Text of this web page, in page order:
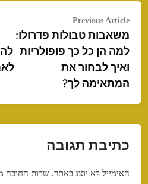
ניווט
Previous Article
Previous
article:
משאבות טבולות פדרולו:
למה הן כל כך פופולריות
ואיך לבחור את
המתאימה לך?
כתיבת תגובה
האימייל לא יוצג באתר. שדות החובה